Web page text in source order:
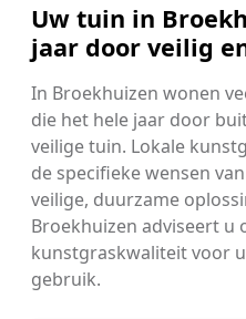
Uw tuin in
jaar door veilig
In Broekhuizen wonen
die het hele jaar door
veilige tuin. Lokale
de specifieke wensen
veilige, duurzame
Broekhuizen adviseert u
kunstgraskwaliteit voor
gebruik.